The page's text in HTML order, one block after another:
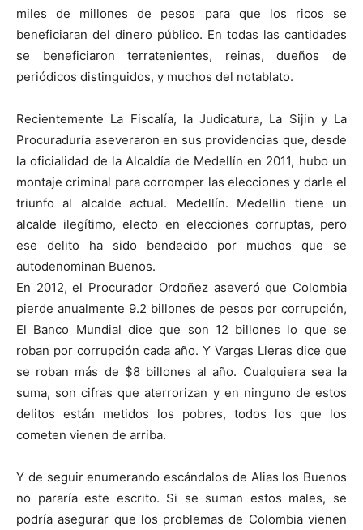
miles de millones de pesos para que los ricos se
beneficiaran del dinero público. En todas las cantidades
se beneficiaron terratenientes, reinas, dueños de
periódicos distinguidos, y muchos del notablato.
Recientemente La Fiscalía, la Judicatura, La Sijin y La
Procuraduría aseveraron en sus providencias que, desde
la oficialidad de la Alcaldía de Medellín en 2011, hubo un
montaje criminal para corromper las elecciones y darle el
triunfo al alcalde actual. Medellín. Medellin tiene un
alcalde ilegítimo, electo en elecciones corruptas, pero
ese delito ha sido bendecido por muchos que se
autodenominan Buenos.
En 2012, el Procurador Ordoñez aseveró que Colombia
pierde anualmente 9.2 billones de pesos por corrupción,
El Banco Mundial dice que son 12 billones lo que se
roban por corrupción cada año. Y Vargas Lleras dice que
se roban más de $8 billones al año. Cualquiera sea la
suma, son cifras que aterrorizan y en ninguno de estos
delitos están metidos los pobres, todos los que los
cometen vienen de arriba.
Y de seguir enumerando escándalos de Alias los Buenos
no pararía este escrito. Si se suman estos males, se
podría asegurar que los problemas de Colombia vienen